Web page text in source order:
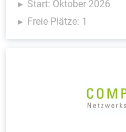
Start: Oktober 2026
Freie Plätze: 1